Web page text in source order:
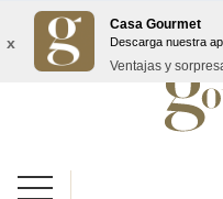
Envío GRATIS a partir
x
Casa Gourmet
Descarga nuestra
Ventajas y